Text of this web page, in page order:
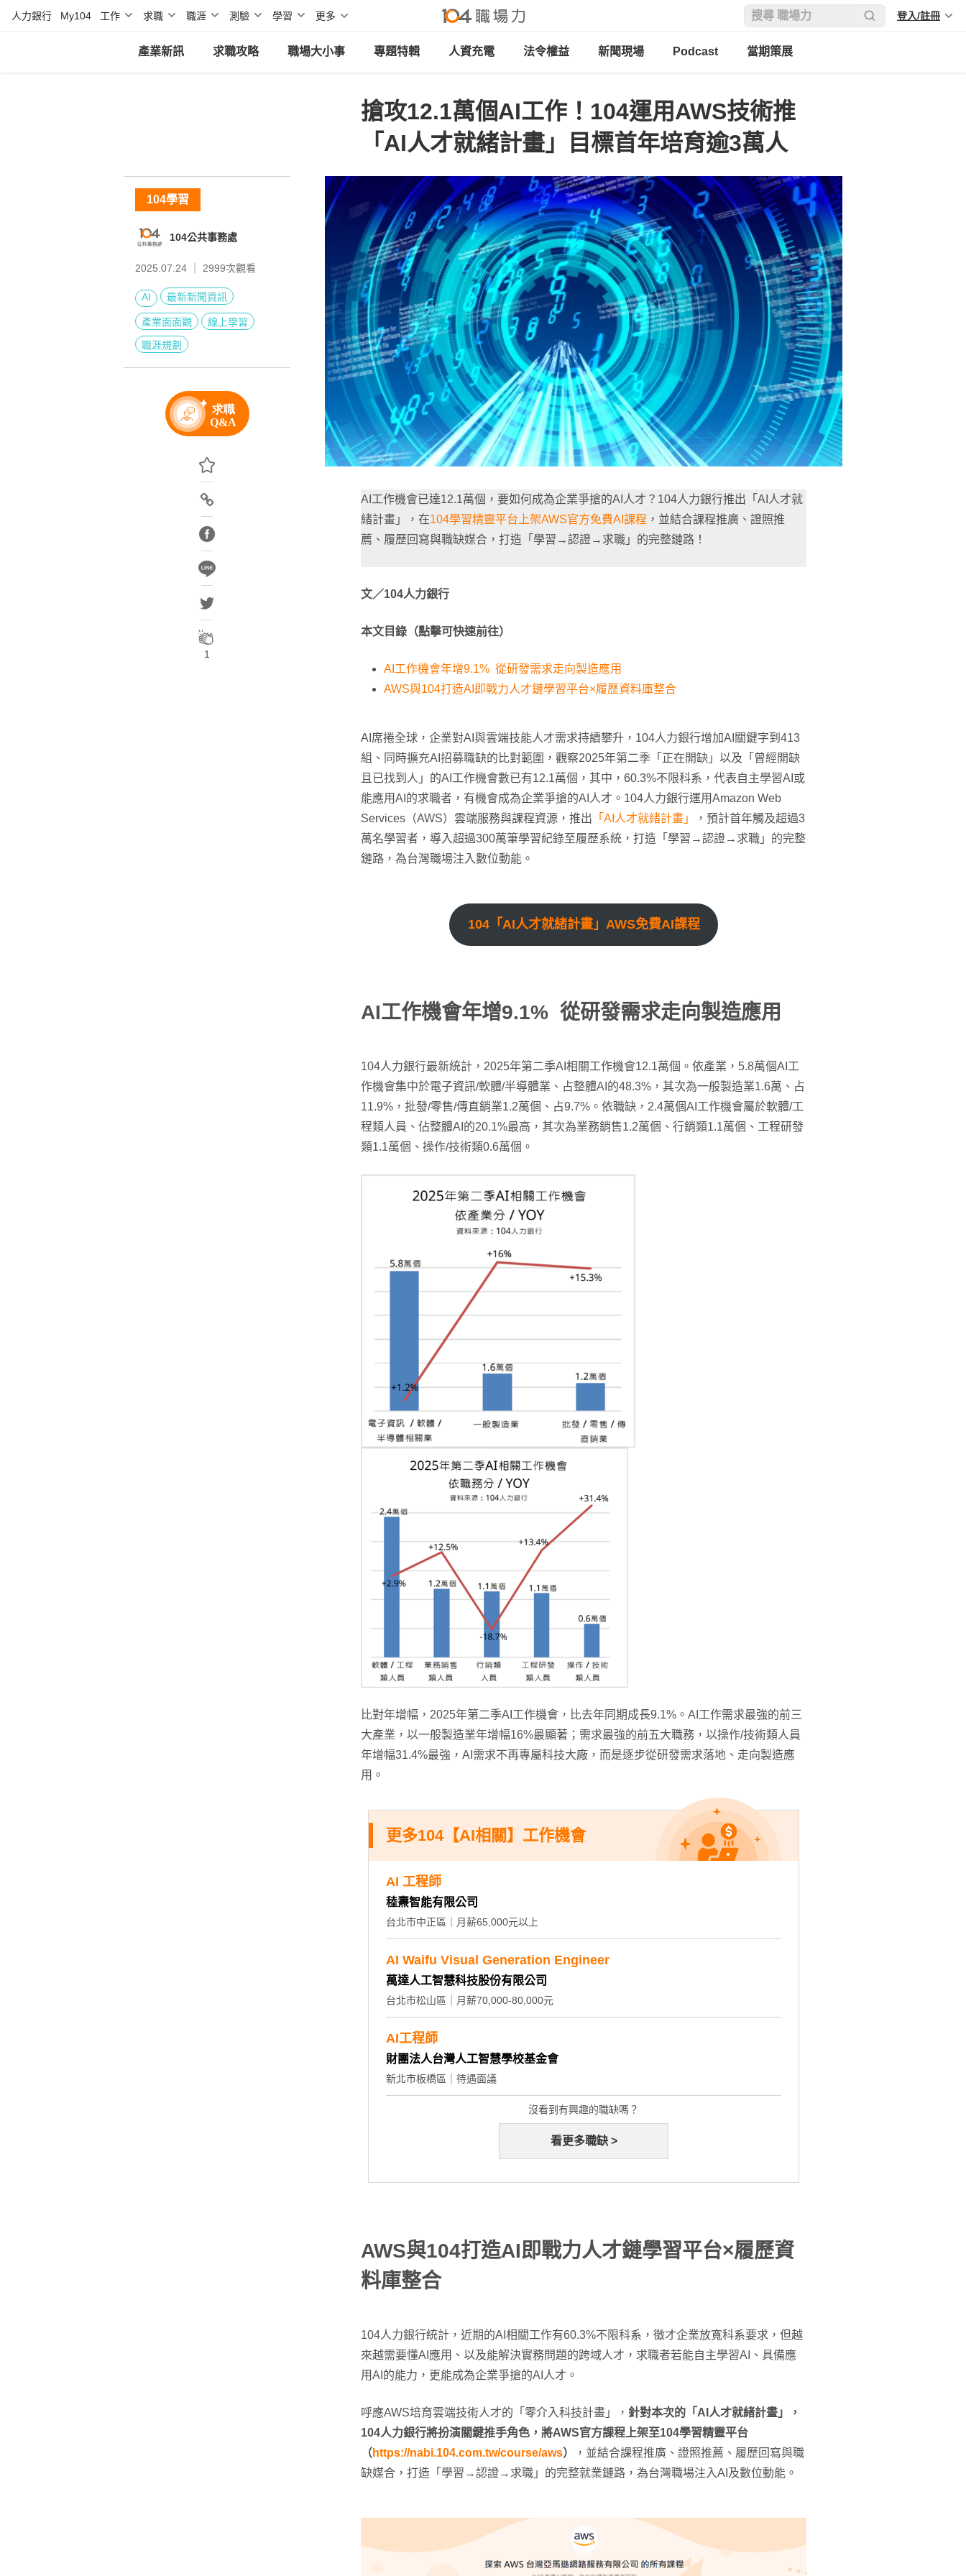
人力銀行 My104 工作 求職 職涯 測驗 學習 更多 登入/註冊
產業新訊 求職攻略 職場大小事 專題特輯 人資充電 法令權益 新聞現場 Podcast 當期策展
104學習
104公共事務處
2025.07.24 ｜ 2999次觀看
AI 最新新聞資訊
產業面面觀
線上學習
職涯規劃
1
搶攻12.1萬個AI工作！104運用AWS技術推
「AI人才就緒計畫」目標首年培育逾3萬人
AI工作機會已達12.1萬個，要如何成為企業爭搶的AI人才？104人力銀行推出「AI人才就
緒計畫」，在104學習精靈平台上架AWS官方免費AI課程 ，並結合課程推廣、證照推
薦、履歷回寫與職缺媒合，打造「學習→認證→求職」的完整鏈路！
文／104人力銀行
本文目錄（點擊可快速前往）
AI工作機會年增9.1% 從研發需求走向製造應用
AWS與104打造AI即戰力人才鏈學習平台×履歷資料庫整合
AI席捲全球，企業對AI與雲端技能人才需求持續攀升，104人力銀行增加AI關鍵字到413
組、同時擴充AI招募職缺的比對範圍，觀察2025年第二季「正在開缺」以及「曾經開缺
且已找到人」的AI工作機會數已有12.1萬個，其中，60.3%不限科系，代表自主學習AI或
能應用AI的求職者，有機會成為企業爭搶的AI人才。104人力銀行運用Amazon Web
Services（AWS）雲端服務與課程資源，推出 「AI人才就緒計畫」
，預計首年觸及超過3
萬名學習者，導入超過300萬筆學習紀錄至履歷系統，打造「學習→認證→求職」的完整
鏈路，為台灣職場注入數位動能。
104「AI人才就緒計畫」AWS免費AI課程
AI工作機會年增9.1% 從研發需求走向製造應用
104人力銀行最新統計，2025年第二季AI相關工作機會12.1萬個。依產業，5.8萬個AI工
作機會集中於電子資訊/軟體/半導體業、占整體AI的48.3%，其次為一般製造業1.6萬、占
11.9%，批發/零售/傳直銷業1.2萬個、占9.7%。依職缺，2.4萬個AI工作機會屬於軟體/工
程類人員、佔整體AI的20.1%最高，其次為業務銷售1.2萬個、行銷類1.1萬個、工程研發
類1.1萬個、操作/技術類0.6萬個。
比對年增幅，2025年第二季AI工作機會，比去年同期成長9.1%。AI工作需求最強的前三
大產業，以一般製造業年增幅16%最顯著；需求最強的前五大職務，以操作/技術類人員
年增幅31.4%最強，AI需求不再專屬科技大廠，而是逐步從研發需求落地、走向製造應
用。
更多104【AI相關】工作機會
AI 工程師
稑燾智能有限公司
台北市中正區｜月薪65,000元以上
AI Waifu Visual Generation Engineer
萬達人工智慧科技股份有限公司
台北市松山區｜月薪70,000-80,000元
AI工程師
財團法人台灣人工智慧學校基金會
新北市板橋區｜待遇面議
沒看到有興趣的職缺嗎？
看更多職缺 >
AWS與104打造AI即戰力人才鏈學習平台×履歷資
料庫整合
104人力銀行統計，近期的AI相關工作有60.3%不限科系，徵才企業放寬科系要求，但越
來越需要懂AI應用、以及能解決實務問題的跨域人才，求職者若能自主學習AI、具備應
用AI的能力，更能成為企業爭搶的AI人才。
呼應AWS培育雲端技術人才的「零介入科技計畫」， 針對本次的「AI人才就緒計畫」，
104人力銀行將扮演關鍵推手角色，將AWS官方課程上架至104學習精靈平台
（ https://nabi.104.com.tw/course/aws）
，並結合課程推廣、證照推薦、履歷回寫與職
缺媒合，打造「學習→認證→求職」的完整就業鏈路，為台灣職場注入AI及數位動能。